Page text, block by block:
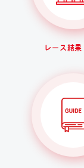
レース結果